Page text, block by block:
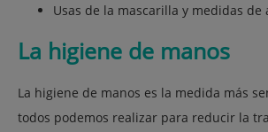
Usas de la mascarilla y medidas de
La higiene de manos
La higiene de manos es la medida más
todos podemos realizar para reducir la